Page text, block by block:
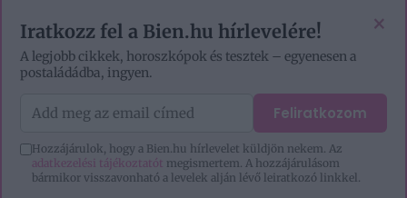
×
Iratkozz fel a Bien.hu hírlevelére!
A legjobb cikkek, horoszkópok és tesztek – egyenesen a
postaládádba, ingyen.
Feliratkozom
Hozzájárulok, hogy a Bien.hu hírlevelet küldjön nekem. Az
adatkezelési tájékoztatót megismertem. A hozzájárulásom
bármikor visszavonható a levelek alján lévő leiratkozó linkkel.